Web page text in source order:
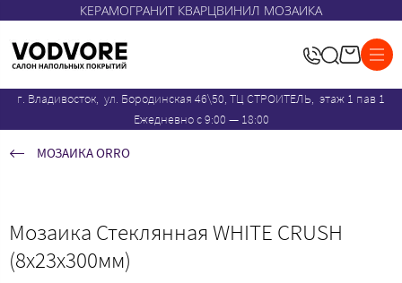
КЕРАМОГРАНИТ КВАРЦВИНИЛ МОЗАИКА
г. Владивосток, ул. Бородинская 46\50, ТЦ СТРОИТЕЛЬ, этаж 1 пав 1
Ежедневно с 9:00 — 18:00
МОЗАИКА ORRO
Мозаика Стеклянная WHITE CRUSH
(8x23x300мм)